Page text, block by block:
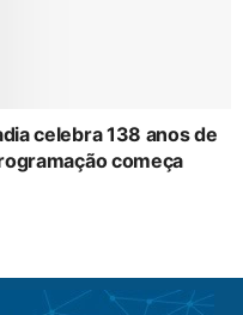
celebra 138 anos de
começa